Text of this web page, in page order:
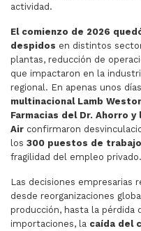
actividad.
El comienzo de 2026
despidos en distintos
plantas, reducción de
que impactaron en la
regional. En apenas unos
multinacional Lamb
Farmacias del Dr. Ahorro
Air confirmaron
los 300 puestos de
fragilidad del empleo privado.
Las decisiones empresarias
desde reorganizaciones
producción, hasta la
importaciones, la caída del